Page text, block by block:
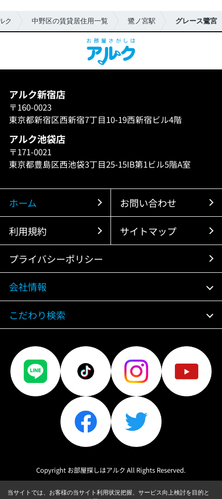
ク 中野区の賃貸居住用一覧 鷺ノ宮駅 グレース鷺宮
アルク新宿店
〒160-0023
東京都新宿区西新宿7丁目10-19西新宿ビル4階
アルク池袋店
〒171-0021
東京都豊島区西池袋3丁目25-15IB第1ビル5階A室
ホーム お問い合わせ
利用規約 サイトマップ
プライバシーポリシー
会社情報
こだわり検索
Copyright お部屋探しはアルク All Rights Reserved.
当サイトでは、お客様の当サイト利用状況把握、サービス向上検討を目的と